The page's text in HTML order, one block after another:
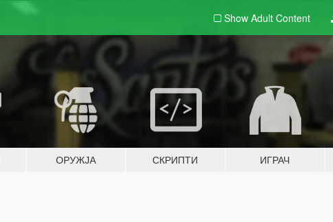
Show Adult Content
ОРУЖЈА СКРИПТИ ИГРАЧ